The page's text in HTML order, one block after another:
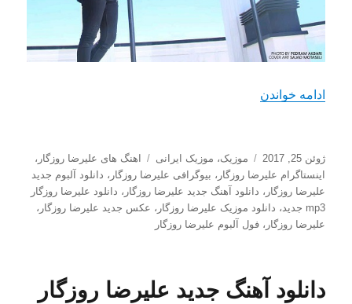
ادامه خواندن
ارسال
شده
در
ژوئن 25, 2017 دسته‌ها
موزیک، موزیک ایرانی برچسب‌ها
اهنگ های علیرضا روزگار ،
اینستاگرام علیرضا روزگار ، بیوگرافی علیرضا روزگار ، دانلود آلبوم جدید
علیرضا روزگار ، دانلود آهنگ جدید علیرضا روزگار ، دانلود علیرضا روزگار
mp3 جدید
، دانلود موزیک علیرضا روزگار ، عکس جدید علیرضا روزگار ،
علیرضا روزگار ،فول آلبوم علیرضا روزگار
دانلود آهنگ جدید علیرضا روزگار